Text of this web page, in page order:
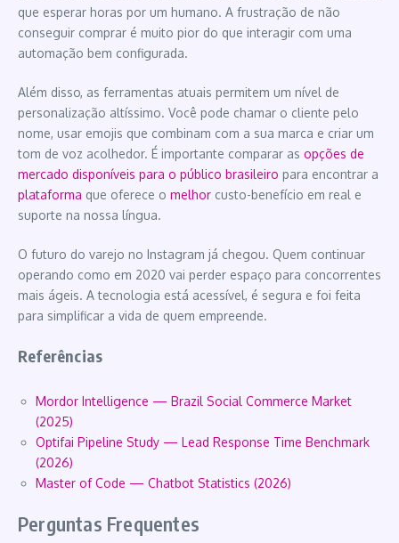
que esperar horas por um humano. A frustração de não
conseguir comprar é muito pior do que interagir com uma
automação bem configurada.
Além disso, as ferramentas atuais permitem um nível de
personalização altíssimo. Você pode chamar o cliente pelo
nome, usar emojis que combinam com a sua marca e criar um
tom de voz acolhedor. É importante comparar as opções de
mercado disponíveis para o público brasileiro para encontrar a
plataforma que oferece o melhor custo-benefício em real e
suporte na nossa língua.
O futuro do varejo no Instagram já chegou. Quem continuar
operando como em 2020 vai perder espaço para concorrentes
mais ágeis. A tecnologia está acessível, é segura e foi feita
para simplificar a vida de quem empreende.
Referências
Mordor Intelligence — Brazil Social Commerce Market
(2025)
Optifai Pipeline Study — Lead Response Time Benchmark
(2026)
Master of Code — Chatbot Statistics (2026)
Perguntas Frequentes